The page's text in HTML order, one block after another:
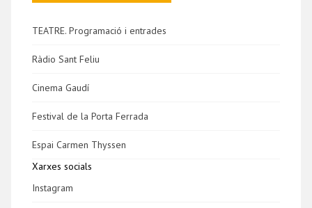
TEATRE. Programació i entrades
Ràdio Sant Feliu
Cinema Gaudí
Festival de la Porta Ferrada
Espai Carmen Thyssen
Xarxes socials
Instagram